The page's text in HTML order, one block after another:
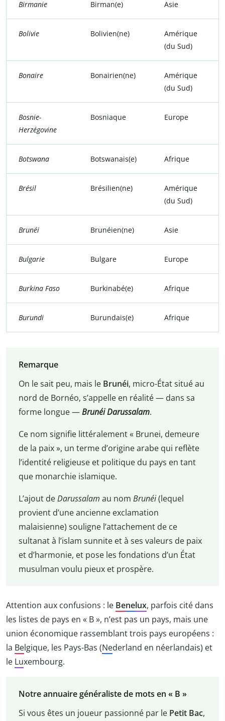
Birmanie Birman(e) Asie
Bolivie Bolivien(ne)
Amérique
(du Sud)
Bonaire Bonairien(ne)
Amérique
(du Sud)
Bosnie-
Herzégovine
Bosniaque Europe
Botswana Botswanais(e) Afrique
Brésil Brésilien(ne)
Amérique
(du Sud)
Brunéi Brunéien(ne) Asie
Bulgarie Bulgare Europe
Burkina Faso Burkinabé(e) Afrique
Burundi Burundais(e) Afrique
Remarque
On le sait peu, mais le Brunéi, micro-État situé au
nord de Bornéo, s’appelle en réalité — dans sa
forme longue —Brunéi Darussalam.
Ce nom signifie littéralement « Brunei, demeure
de la paix », un terme d’origine arabe qui reflète
l’identité religieuse et politique du pays en tant
que monarchie islamique.
L’ajout deDarussalam au nom Brunéi(lequel
provient d’une ancienne exclamation
malaisienne) souligne l’attachement de ce
sultanat à l’islam sunnite et à ses valeurs de paix
et d’harmonie, et pose les fondations d’un État
musulman voulu pieux et prospère.
Attention aux confusions : le Benelux, parfois cité dans
les listes de pays en « B », n’est pas un pays, mais une
union économique rassemblant trois pays européens :
la Belgique, les Pays-Bas (Nederland en néerlandais) et
le Luxembourg.
Notre annuaire généraliste de mots en « B »
Si vous êtes un joueur passionné par le Petit Bac,